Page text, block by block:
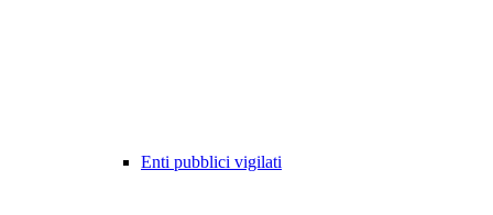
Enti pubblici vigilati